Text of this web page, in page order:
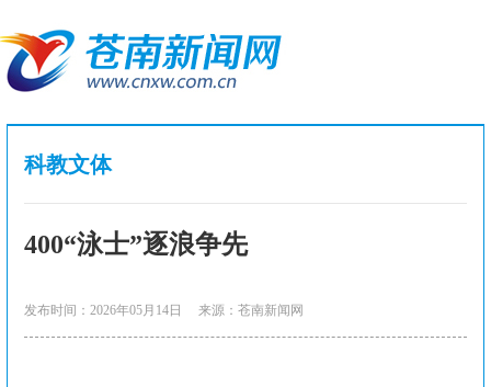
科教文体
400“泳士”逐浪争先
发布时间：2026年05月14日 来源：苍南新闻网